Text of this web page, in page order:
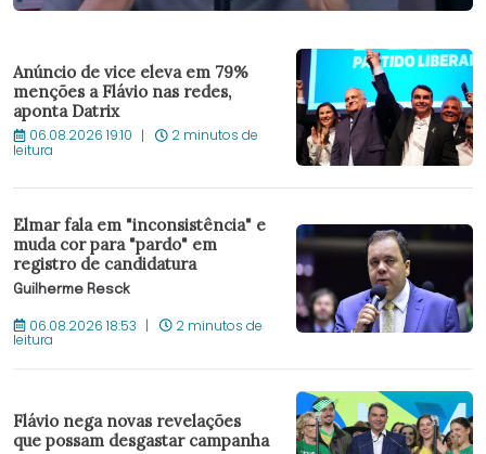
Anúncio de vice eleva em 79%
menções a Flávio nas redes,
aponta Datrix
06.08.2026 19:10 2 minutos de
leitura
Elmar fala em "inconsistência" e
muda cor para "pardo" em
registro de candidatura
Guilherme Resck
06.08.2026 18:53 2 minutos de
leitura
Flávio nega novas revelações
que possam desgastar campanha